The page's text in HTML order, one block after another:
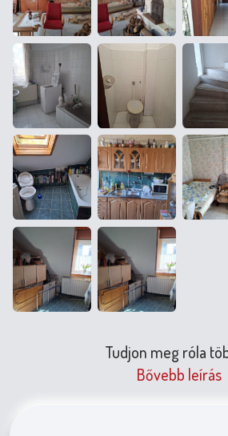
Tudjon meg róla
Bővebb leírás